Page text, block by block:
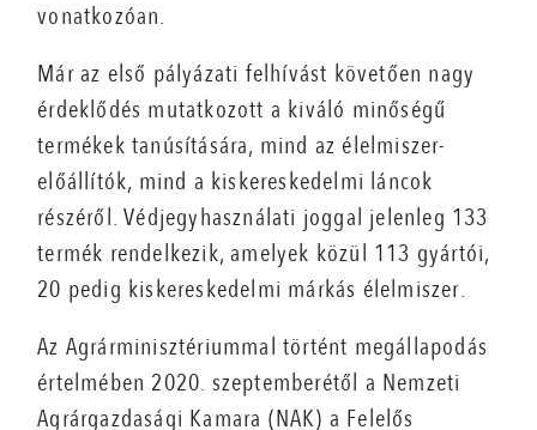
vonatkozóan.
Már az első pályázati felhívást követően nagy
érdeklődés mutatkozott a kiváló minőségű
termékek tanúsítására, mind az élelmiszer-
előállítók, mind a kiskereskedelmi láncok
részéről. Védjegyhasználati joggal jelenleg 133
termék rendelkezik, amelyek közül 113 gyártói,
20 pedig kiskereskedelmi márkás élelmiszer.
Az Agrárminisztériummal történt megállapodás
értelmében 2020. szeptemberétől a Nemzeti
Agrárgazdasági Kamara (NAK) a Felelős